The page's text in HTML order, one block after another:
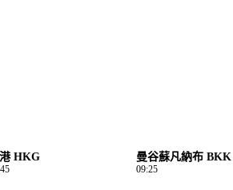
HKG 曼谷蘇凡納布 BKK
09:25